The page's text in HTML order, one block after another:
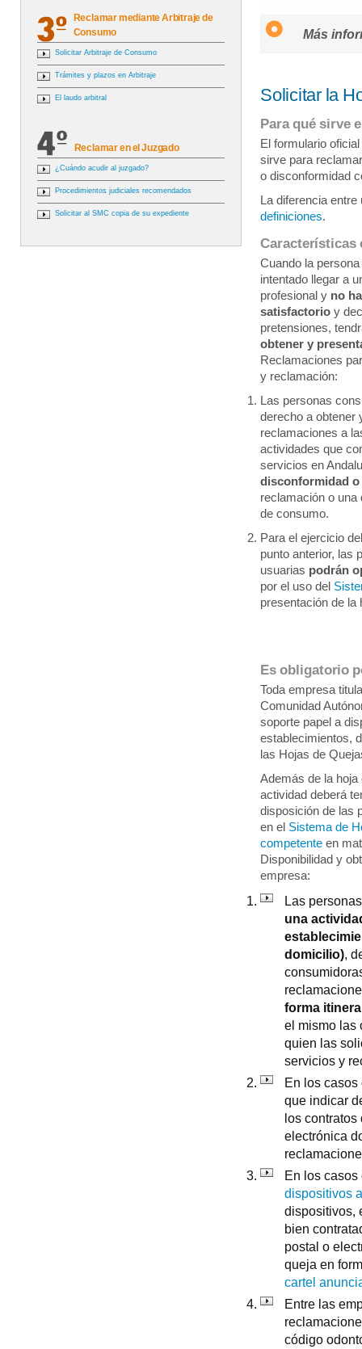
Reclamar mediante Arbitraje de
Consumo
Solicitar Arbitraje de Consumo
Trámites y plazos en Arbitraje
El laudo arbitral
Reclamar en el Juzgado
¿Cuándo acudir al juzgado?
Procedimientos judiciales recomendados
Solicitar al SMC copia de su expediente
Más
Solicitar la
Para qué sirve
El formulario
sirve para
o disconformidad
La diferencia
definiciones.
Características
Cuando la
intentado llegar a
profesional y no
satisfactorio y
pretensiones,
obtener y
Reclamaciones
y reclamación:
Las personas
derecho a obtener
reclamaciones a
actividades que
servicios en
disconformidad o
reclamación o una
de consumo.
Para el ejercicio
punto anterior, las
usuarias podrán
por el uso del
presentación de
Es obligatorio
Toda empresa
Comunidad
soporte papel a
establecimientos,
las Hojas de
Además de la
actividad deberá
disposición de las
en el Sistema de
competente en
Disponibilidad y
empresa:
Las
una
domicilio),
forma
el mismo las
quien las
servicios y
En los
que indicar
los
electrónica
En los
dispositivos
dispositivos,
bien
postal o
queja en
cartel
Entre las
código